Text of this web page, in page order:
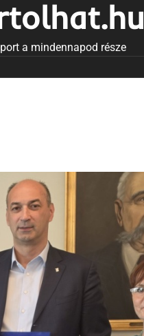
a mindennapod része